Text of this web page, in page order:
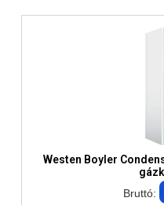
Westen Boyler
Bruttó: